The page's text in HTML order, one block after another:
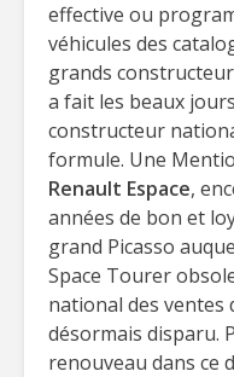
effective ou
véhicules des
grands
a fait les beaux
constructeur
formule. Une
Renault Espace,
années de bon et
grand Picasso
Space Tourer
national des ventes
désormais disparu.
renouveau dans ce